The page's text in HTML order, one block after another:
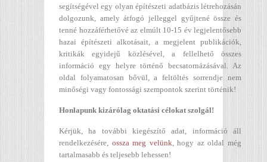
segítségével egy olyan építészeti adatbázis létrehozásán
dolgozunk, amely átfogó jelleggel gyűjtené össze és
tenné hozzáférhetővé az elmúlt 10-15 év legjelentősebb
hazai építészeti alkotásait, a megjelent publikációk,
kritikák egyidejű közlésével, a fellelhető összes
információ egy helyre történő becsatornázásával. Az
oldal folyamatosan bővül, a feltöltés sorrendje nem
minőségi vagy fontossági szempontok szerint történik!
Honlapunk kizárólag oktatási célokat szolgál!
Kérjük, ha további kiegészítő adat, információ áll
rendelkezésére, ossza meg velünk, hogy az oldal még
tartalmasabb és teljesebb lehessen!